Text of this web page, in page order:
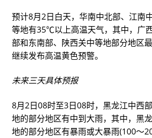
解员选手秣马厉兵、备战大赛
放军
队占领豪拉火车站！
预计8月2日白天，华南中北部、江南
等地有35℃以上高温天气，其中，广
部和东南部、陕西关中等地部分地
继续发布高温黄色预警。
未来三天具体预报
8月2日08时至3日08时，黑龙江中西
地的部分地区有中到大雨，其中，黑
地的部分地区有暴雨或大暴雨(100～